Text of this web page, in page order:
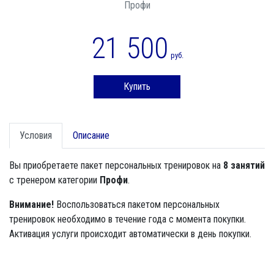
Профи
21 500 руб.
Купить
Условия Описание
Вы приобретаете пакет персональных тренировок на 8 занятий
с тренером категории Профи.
Внимание! Воспользоваться пакетом персональных
тренировок необходимо в течение года с момента покупки.
Активация услуги происходит автоматически в день покупки.